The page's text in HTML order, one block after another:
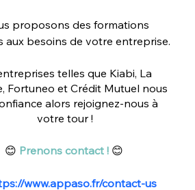
aux besoins de votre entreprise.
telles que Kiabi, La
Fortuneo et Crédit Mutuel nous
alors rejoignez-nous à
votre tour !
😊 Prenons contact ! 😊
www.appaso.fr/contact-us